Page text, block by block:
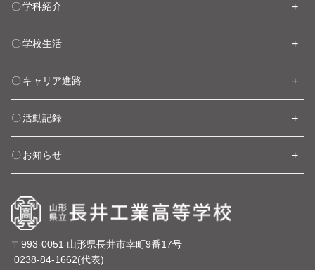
学科紹介
学校生活
キャリア進路
活動記録
お知らせ
〒993-0051 山形県長井市幸町9番17号
0238-84-1662(代表)